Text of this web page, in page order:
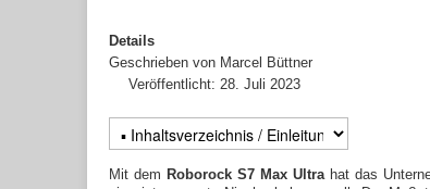
Details
Geschrieben von Marcel Büttner
Veröffentlicht: 28. Juli 2023
Mit dem Roborock S7 Max Ultra hat das